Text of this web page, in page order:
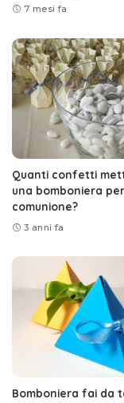
7 mesi fa
Quanti confetti
una bomboniera
comunione?
3 anni fa
Bomboniera fai da